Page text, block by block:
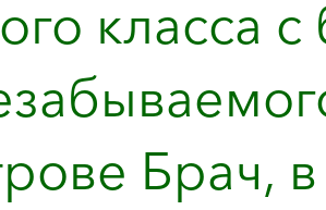
класса
Брач,